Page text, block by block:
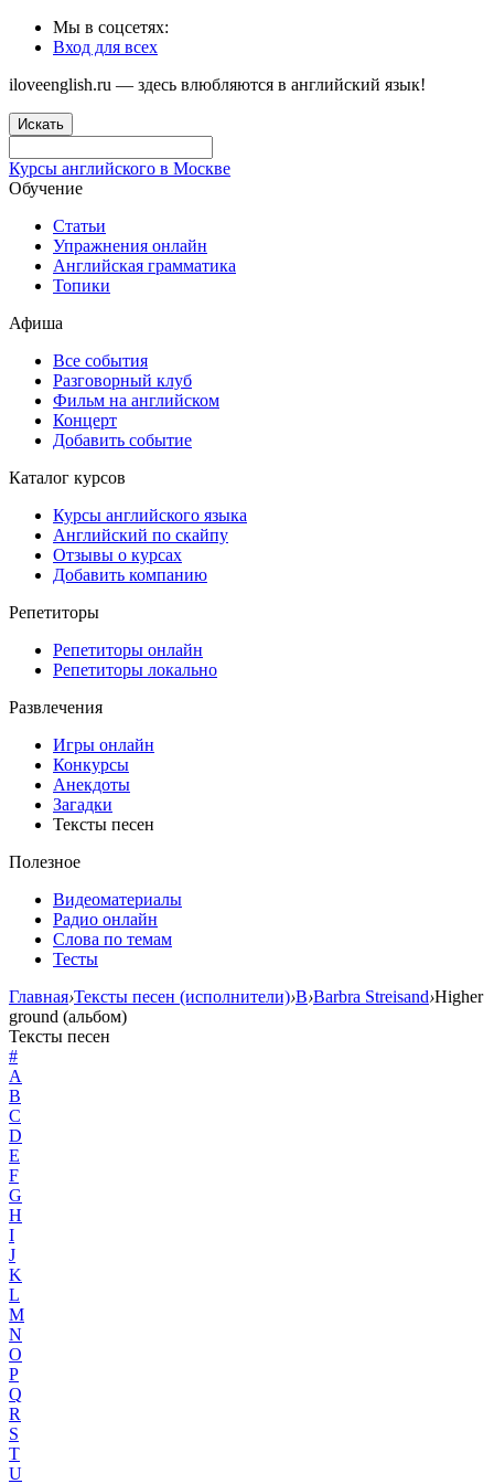
Мы в соцсетях:
Вход для всех
iloveenglish.ru — здесь влюбляются в английский язык!
Искать
Курсы английского в Москве
Обучение
Статьи
Упражнения онлайн
Английская грамматика
Топики
Афиша
Все события
Разговорный клуб
Фильм на английском
Концерт
Добавить событие
Каталог курсов
Курсы английского языка
Английский по скайпу
Отзывы о курсах
Добавить компанию
Репетиторы
Репетиторы онлайн
Репетиторы локально
Развлечения
Игры онлайн
Конкурсы
Анекдоты
Загадки
Тексты песен
Полезное
Видеоматериалы
Радио онлайн
Слова по темам
Тесты
Главная›Тексты песен (исполнители)›B›Barbra Streisand›Higher
ground (альбом)
Тексты песен
#
A
B
C
D
E
F
G
H
I
J
K
L
M
N
O
P
Q
R
S
T
U